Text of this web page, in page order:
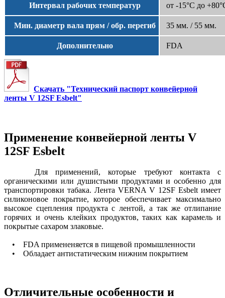
Интервал рабочих температур от -15°С до
Мин. диаметр вала прям / обр. перегиб 35 мм. / 55 мм.
Дополнительно FDA
Скачать "Технический паспорт конвейерной
ленты V 12SF Esbelt"
Применение конвейерной ленты V
12SF Esbelt
Для применений, которые требуют контакта с
органическими или душистыми продуктами и особенно для
транспортировки табака. Лента VERNA V 12SF Esbelt имеет
силиконовое покрытие, которое обеспечивает максимально
высокое сцепления продукта с лентой, а так же отлипание
горячих и очень клейких продуктов, таких как карамель и
покрытые сахаром злаковые.
• FDA примененяется в пищевой промышленности
• Обладает антистатическим нижним покрытием
Отличительные особенности и